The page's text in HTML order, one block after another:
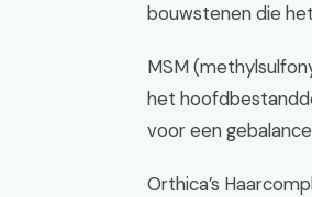
bouwstenen die
MSM
het
voor een
Orthica’s